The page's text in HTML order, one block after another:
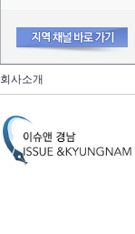
회사소개